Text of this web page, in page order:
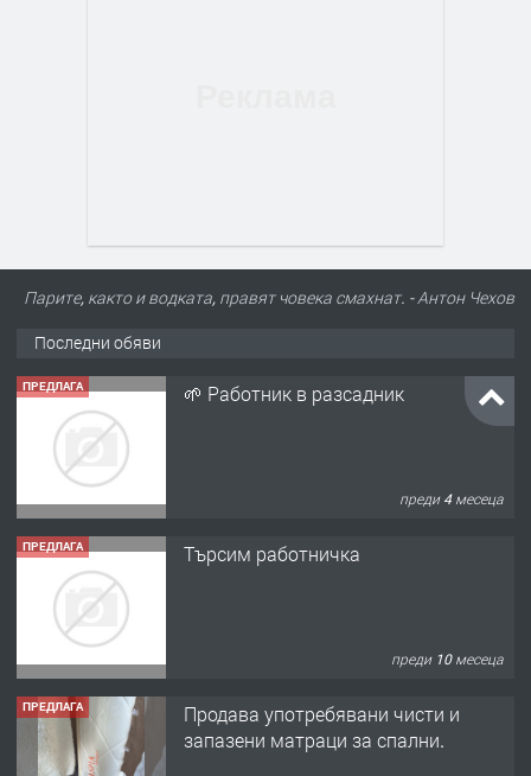
Парите, както и водката, правят човека смахнат. - Антон Чехов
Последни обяви
ПРЕДЛАГА 🌱 Работник в разсадник
преди 4 месеца
ПРЕДЛАГА Търсим работничка
преди 10 месеца
ПРЕДЛАГА
Продава употребявани чисти и
запазени матраци за спални.